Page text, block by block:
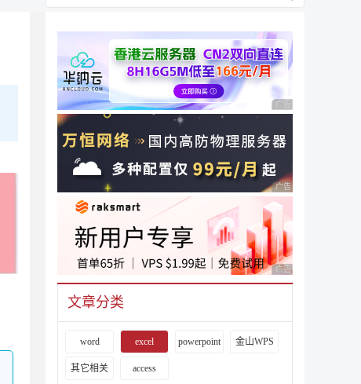
广告 商业广告，理性
广告 商业广告，理性
广告 商业广告，理性
文章分类
word excel powerpoint 金山WPS
其它相关 access